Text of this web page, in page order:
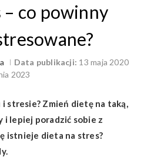
– co powinny
Data publikacji: 13 maja 2020
2023
i stresie? Zmień dietę na taką,
i lepiej poradzić sobie z
istnieje dieta na stres?